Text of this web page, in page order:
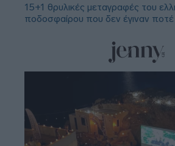
15+1 θρυλικές μεταγραφές του
ποδοσφαίρου που δεν έγιναν ποτέ